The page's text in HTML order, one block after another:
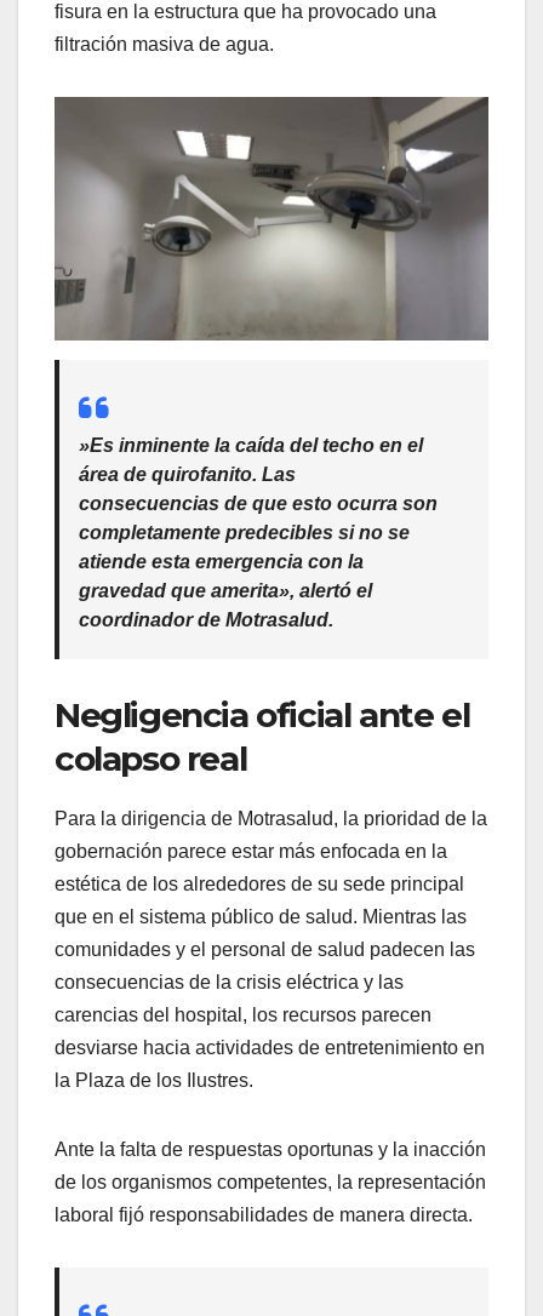
fisura en la estructura que ha provocado una
filtración masiva de agua.
​»Es inminente la caída del techo en el
área de quirofanito. Las
consecuencias de que esto ocurra son
completamente predecibles si no se
atiende esta emergencia con la
gravedad que amerita», alertó el
coordinador de Motrasalud.
​Negligencia oficial ante el
colapso real
​Para la dirigencia de Motrasalud, la prioridad de la
gobernación parece estar más enfocada en la
estética de los alrededores de su sede principal
que en el sistema público de salud. Mientras las
comunidades y el personal de salud padecen las
consecuencias de la crisis eléctrica y las
carencias del hospital, los recursos parecen
desviarse hacia actividades de entretenimiento en
la Plaza de los Ilustres.
​Ante la falta de respuestas oportunas y la inacción
de los organismos competentes, la representación
laboral fijó responsabilidades de manera directa.